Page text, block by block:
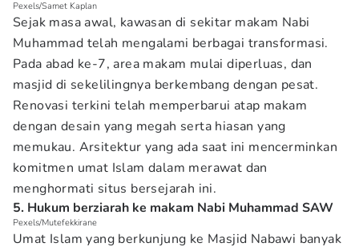
Pexels/Samet Kaplan
Sejak masa awal, kawasan di sekitar makam Nabi
Muhammad telah mengalami berbagai transformasi.
Pada abad ke-7, area makam mulai diperluas, dan
masjid di sekelilingnya berkembang dengan pesat.
Renovasi terkini telah memperbarui atap makam
dengan desain yang megah serta hiasan yang
memukau. Arsitektur yang ada saat ini mencerminkan
komitmen umat Islam dalam merawat dan
menghormati situs bersejarah ini.
5. Hukum berziarah ke makam Nabi Muhammad SAW
Pexels/Mutefekkirane
Umat Islam yang berkunjung ke Masjid Nabawi banyak